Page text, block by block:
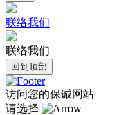
联络我们
联络我们
回到顶部
访问您的保诚网站
请选择